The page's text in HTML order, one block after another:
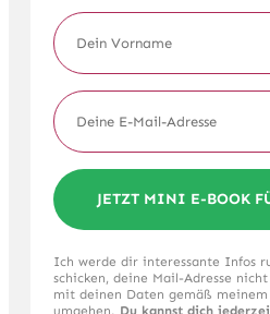
JETZT MINI E-BOOK
Ich werde dir interessante Infos
schicken, deine Mail-Adresse
mit deinen Daten gemäß
umgehen. Du kannst dich